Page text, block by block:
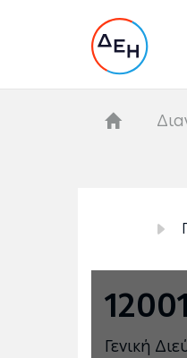
Γενική